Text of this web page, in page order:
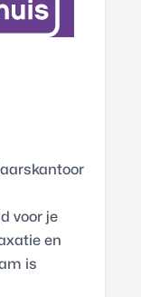
voor je
en
is